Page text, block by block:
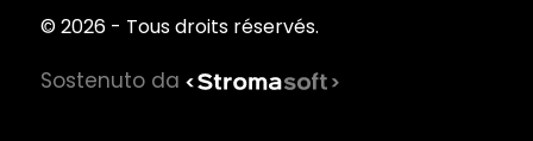
© 2026 - Tous droits réservés.
Sostenuto da